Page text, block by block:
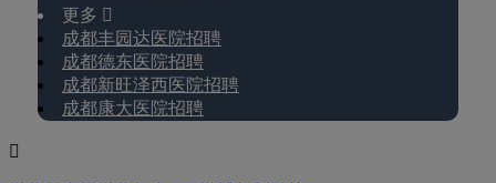
更多 
成都丰园达医院招聘
成都德东医院招聘
成都新旺泽西医院招聘
成都康大医院招聘
